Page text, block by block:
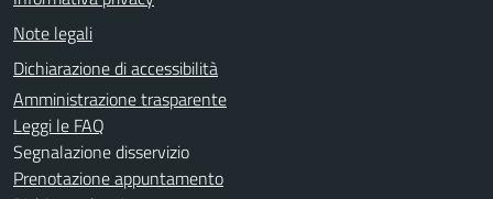
Note legali
Dichiarazione di accessibilità
Amministrazione trasparente
Leggi le FAQ
Segnalazione disservizio
Prenotazione appuntamento